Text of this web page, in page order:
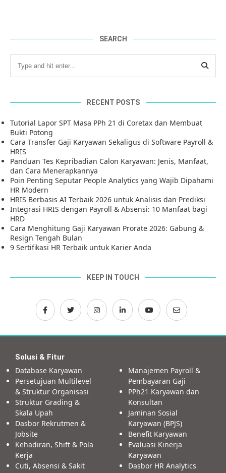
SEARCH
RECENT POSTS
Tutorial Lapor SPT Masa PPh 21 di Coretax dan Membuat
Bukti Potong
Cara Transfer Gaji Karyawan Sekaligus di Software Payroll &
HRIS
Panduan Tes Kepribadian Calon Karyawan: Jenis, Manfaat,
dan Cara Menerapkannya
Poin Penting Seputar People Analytics yang Wajib Dipahami
HR Modern
HRIS Berbasis AI Terbaik 2026 untuk Analisis dan Prediksi
Integrasi HRIS dengan Payroll & Absensi: 10 Manfaat bagi
HRD
Cara Menghitung Gaji Karyawan Prorate 2026: Gabung &
Resign Tengah Bulan
9 Sertifikasi HR Terbaik untuk Karier Anda
KEEP IN TOUCH
Solusi & Fitur
Database Karyawan
Persetujuan Multilevel
& Struktur Organisasi
Struktur Grading &
Skala Upah
Dasbor Rekrutmen &
Jobsite
Kehadiran, Shift & Pola
Kerja
Cuti, Absensi & Sakit
Manajemen Payroll &
Pembayaran Gaji
PPh21 Karyawan dan
Konsultan
Jaminan Sosial
Karyawan (BPJS)
Benefit Karyawan
Evaluasi Kinerja
Karyawan
Dasbor HR Analytics